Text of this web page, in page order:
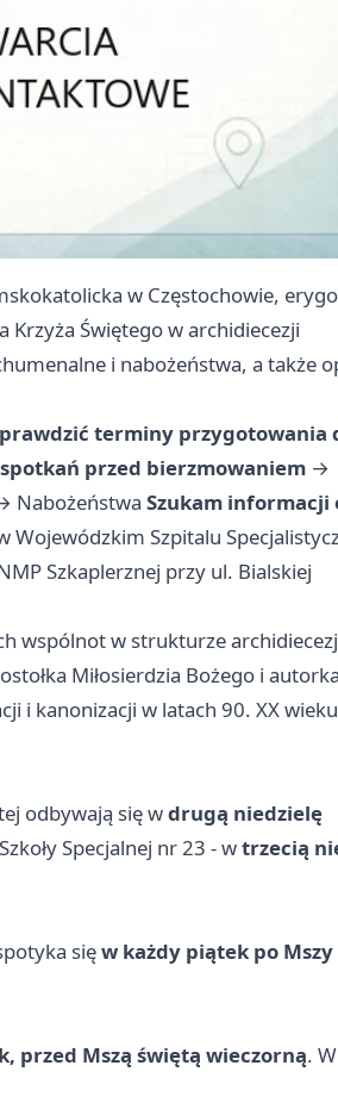
w Częstochowie,
Krzyża Świętego w archidiecezji
i nabożeństwa, a także
terminy przygotowania
przed bierzmowaniem →
Nabożeństwa Szukam informacji
Wojewódzkim Szpitalu
Szkaplerznej przy ul. Bialskiej
wspólnot w strukturze
Miłosierdzia Bożego i autorka
i kanonizacji w latach 90. XX
odbywają się wdrugą niedzielę
Specjalnej nr 23 - wtrzecią
sięw każdy piątek po
przed Mszą świętą wieczorną. W